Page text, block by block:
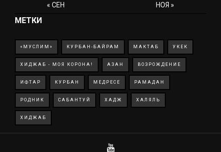
« СЕН НОЯ »
МЕТКИ
«МУСЛИМ» КУРБАН-БАЙРАМ МАКТАБ УКЕК
ХИДЖАБ - МОЯ КОРОНА! АЗАН ВОЗРОЖДЕНИЕ
ИФТАР КУРБАН МЕДРЕСЕ РАМАДАН
РОДНИК САБАНТУЙ ХАДЖ ХАЛЯЛЬ
ХИДЖАБ